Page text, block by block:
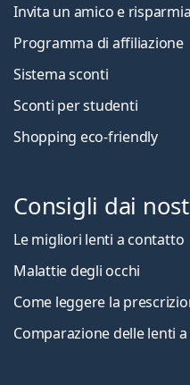
Invita un amico e risparmia
Programma di affiliazione
Sistema sconti
Sconti per studenti
Shopping eco-friendly
Consigli dai
Le migliori lenti a contatto
Malattie degli occhi
Come leggere la
Comparazione delle lenti